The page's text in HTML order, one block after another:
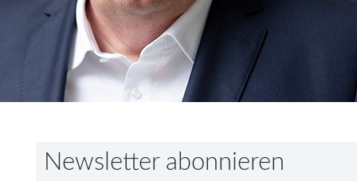
Newsletter abonnieren